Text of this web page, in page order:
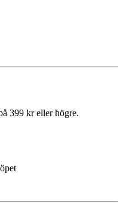
399 kr eller högre.